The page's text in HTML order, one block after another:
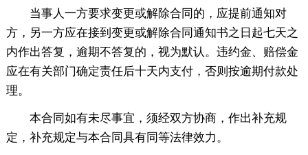
当事人一方要求变更或解除合同的，应提前通知对
方，另一方应在接到变更或解除合同通知书之日起七天之
内作出答复，逾期不答复的，视为默认。违约金、赔偿金
应在有关部门确定责任后十天内支付，否则按逾期付款处
理。
本合同如有未尽事宜，须经双方协商，作出补充规
定，补充规定与本合同具有同等法律效力。